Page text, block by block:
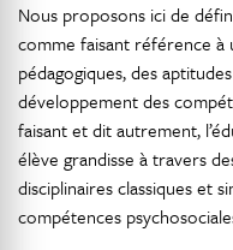
Nous proposons ici de
comme faisant référence à
pédagogiques, des
développement des
faisant et dit autrement,
élève grandisse à travers
disciplinaires classiques et
compétences